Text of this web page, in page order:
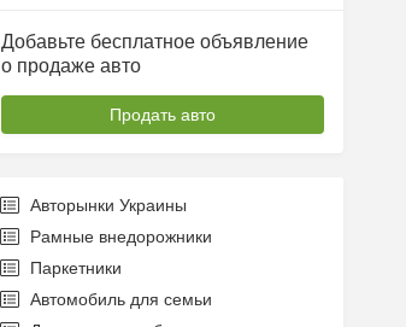
Добавьте бесплатное объявление
о продаже авто
Продать авто
Авторынки Украины
Рамные внедорожники
Паркетники
Автомобиль для семьи